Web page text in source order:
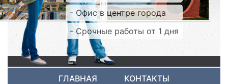
- Офис в центре города
- Срочные работы от 1 дня
ГЛАВНАЯ
КОНТАКТЫ